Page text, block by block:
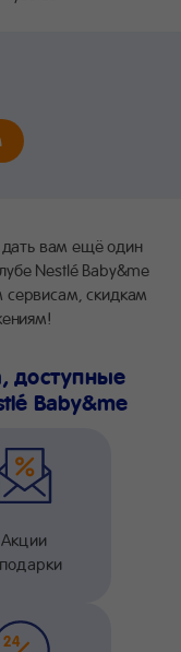
дать вам ещё один
Nestlé Baby&me
сервисам, скидкам
доступные
Baby&me
Акции